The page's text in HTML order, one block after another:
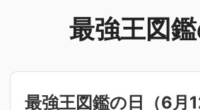
最強王図鑑
最強王図鑑の日（6月